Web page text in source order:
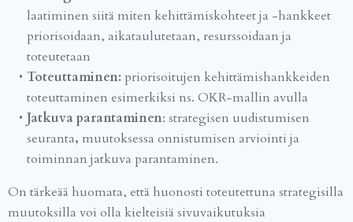
laatiminen siitä miten kehittämiskohteet ja -hankkeet
priorisoidaan, aikataulutetaan, resurssoidaan ja
toteutetaan
Toteuttaminen: priorisoitujen kehittämishankkeiden
toteuttaminen esimerkiksi ns. OKR-mallin avulla
Jatkuva parantaminen: strategisen uudistumisen
seuranta, muutoksessa onnistumisen arviointi ja
toiminnan jatkuva parantaminen.
On tärkeää huomata, että huonosti toteutettuna strategisilla
muutoksilla voi olla kielteisiä sivuvaikutuksia